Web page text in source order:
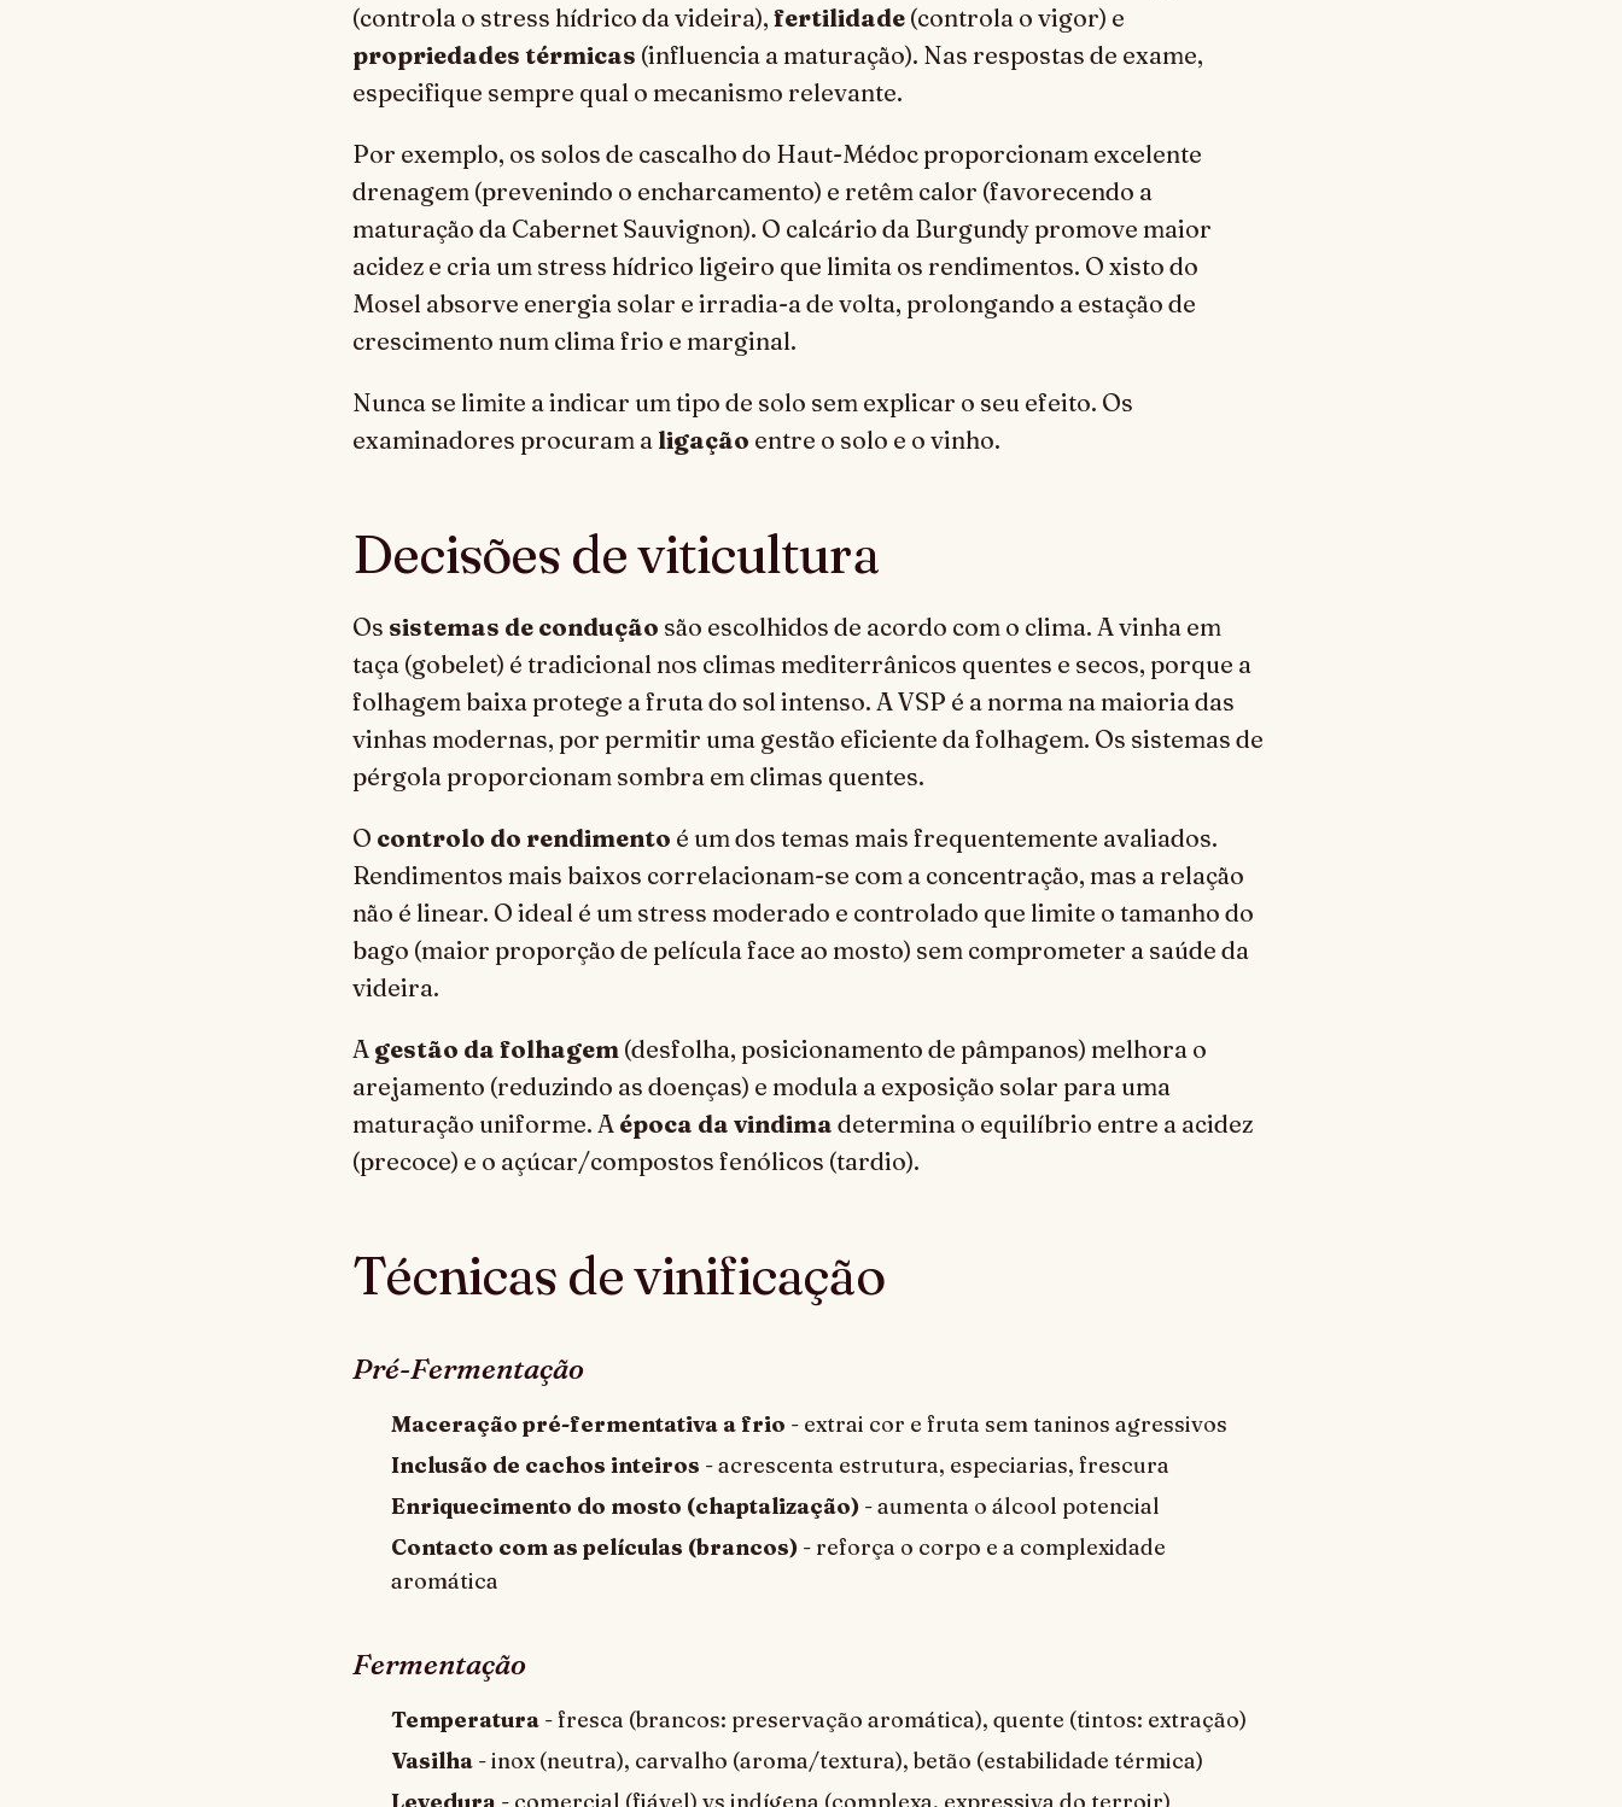
(controla o stress hídrico da videira), fertilidade (controla o vigor) e
propriedades térmicas (influencia a maturação). Nas respostas de exame,
especifique sempre qual o mecanismo relevante.
Por exemplo, os solos de cascalho do Haut-Médoc proporcionam excelente
drenagem (prevenindo o encharcamento) e retêm calor (favorecendo a
maturação da Cabernet Sauvignon). O calcário da Burgundy promove maior
acidez e cria um stress hídrico ligeiro que limita os rendimentos. O xisto do
Mosel absorve energia solar e irradia-a de volta, prolongando a estação de
crescimento num clima frio e marginal.
Nunca se limite a indicar um tipo de solo sem explicar o seu efeito. Os
examinadores procuram a ligação entre o solo e o vinho.
Decisões de viticultura
Os sistemas de condução são escolhidos de acordo com o clima. A vinha em
taça (gobelet) é tradicional nos climas mediterrânicos quentes e secos, porque a
folhagem baixa protege a fruta do sol intenso. A VSP é a norma na maioria das
vinhas modernas, por permitir uma gestão eficiente da folhagem. Os sistemas de
pérgola proporcionam sombra em climas quentes.
O controlo do rendimento é um dos temas mais frequentemente avaliados.
Rendimentos mais baixos correlacionam-se com a concentração, mas a relação
não é linear. O ideal é um stress moderado e controlado que limite o tamanho do
bago (maior proporção de película face ao mosto) sem comprometer a saúde da
videira.
A gestão da folhagem (desfolha, posicionamento de pâmpanos) melhora o
arejamento (reduzindo as doenças) e modula a exposição solar para uma
maturação uniforme. A época da vindima determina o equilíbrio entre a acidez
(precoce) e o açúcar/compostos fenólicos (tardio).
Técnicas de vinificação
Pré-Fermentação
Maceração pré-fermentativa a frio - extrai cor e fruta sem taninos agressivos
Inclusão de cachos inteiros - acrescenta estrutura, especiarias, frescura
Enriquecimento do mosto (chaptalização) - aumenta o álcool potencial
Contacto com as películas (brancos) - reforça o corpo e a complexidade
aromática
Fermentação
Temperatura - fresca (brancos: preservação aromática), quente (tintos: extração)
Vasilha - inox (neutra), carvalho (aroma/textura), betão (estabilidade térmica)